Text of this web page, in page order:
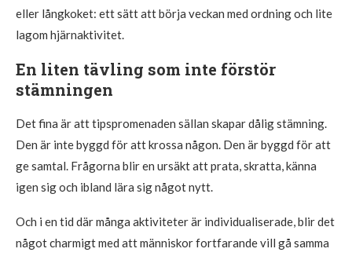
eller långkoket: ett sätt att börja veckan med ordning och lite
lagom hjärnaktivitet.
En liten tävling som inte förstör
stämningen
Det fina är att tipspromenaden sällan skapar dålig stämning.
Den är inte byggd för att krossa någon. Den är byggd för att
ge samtal. Frågorna blir en ursäkt att prata, skratta, känna
igen sig och ibland lära sig något nytt.
Och i en tid där många aktiviteter är individualiserade, blir det
något charmigt med att människor fortfarande vill gå samma